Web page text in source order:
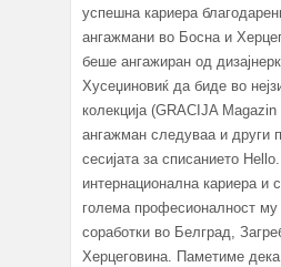
успешна кариера
ангажмани во Босна и
беше ангажиран од
Хусеџиновиќ да биде во
колекција (GRACIJA Magazin
ангажман следуваа и други
сесијата за списанието
интернационална кариера и
голема професионалност
соработки во Белград,
Херцеговина. Паметиме